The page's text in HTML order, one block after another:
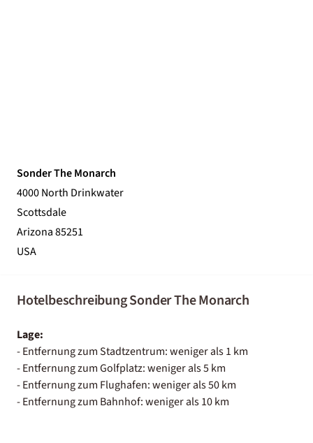
Sonder The Monarch
4000 North Drinkwater
Scottsdale
Arizona 85251
USA
Hotelbeschreibung Sonder The Monarch
Lage:
- Entfernung zum Stadtzentrum: weniger als 1 km
- Entfernung zum Golfplatz: weniger als 5 km
- Entfernung zum Flughafen: weniger als 50 km
- Entfernung zum Bahnhof: weniger als 10 km